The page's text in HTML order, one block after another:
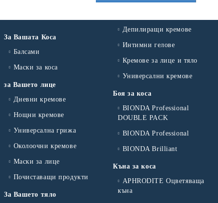
За Вашата Коса
Балсами
Маски за коса
за Вашето лице
Дневни кремове
Нощни кремове
Универсална грижа
Околоочни кремове
Маски за лице
Почиставащи продукти
За Вашето тяло
Депилиращи кремове
Интимни гелове
Кремове за лице и тяло
Универсални кремове
Боя за коса
BIONDA Professional
DOUBLE PACK
BIONDA Professional
BIONDA Brilliant
Къна за коса
APHRODITE Оцветяваща
къна